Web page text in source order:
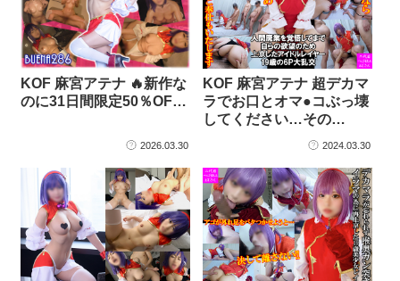
KOF 麻宮アテナ 🔥新作な
のに31日間限定50％OF…
2026.03.30
KOF 麻宮アテナ 超デカマ
ラでお口とオマ●コぶっ壊
してください…その…
2024.03.30